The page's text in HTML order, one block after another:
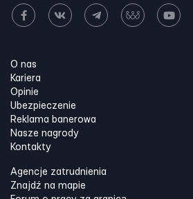
O nas
Kariera
Opinie
Ubezpieczenie
Reklama banerowa
Nasze nagrody
Kontakty
Agencje zatrudnienia
Znajdź na mapie